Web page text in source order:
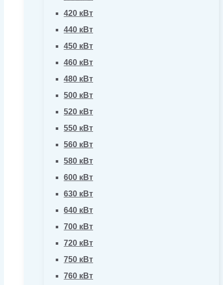
420 кВт
440 кВт
450 кВт
460 кВт
480 кВт
500 кВт
520 кВт
550 кВт
560 кВт
580 кВт
600 кВт
630 кВт
640 кВт
700 кВт
720 кВт
750 кВт
760 кВт